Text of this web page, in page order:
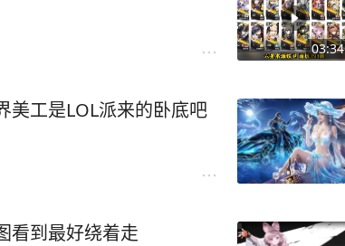
03:34
美工是LOL派来的卧底吧
看到最好绕着走